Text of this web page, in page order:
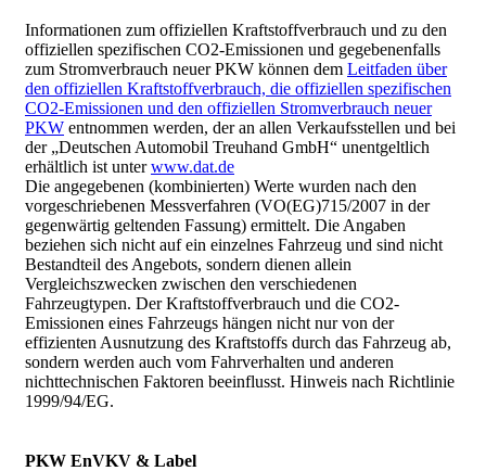
Informationen zum offiziellen Kraftstoffverbrauch und zu den
offiziellen spezifischen CO2-Emissionen und gegebenenfalls
zum Stromverbrauch neuer PKW können dem Leitfaden über
den offiziellen Kraftstoffverbrauch, die offiziellen spezifischen
CO2-Emissionen und den offiziellen Stromverbrauch neuer
PKW entnommen werden, der an allen Verkaufsstellen und bei
der „Deutschen Automobil Treuhand GmbH“ unentgeltlich
erhältlich ist unterwww.dat.de
Die angegebenen (kombinierten) Werte wurden nach den
vorgeschriebenen Messverfahren (VO(EG)715/2007 in der
gegenwärtig geltenden Fassung) ermittelt. Die Angaben
beziehen sich nicht auf ein einzelnes Fahrzeug und sind nicht
Bestandteil des Angebots, sondern dienen allein
Vergleichszwecken zwischen den verschiedenen
Fahrzeugtypen. Der Kraftstoffverbrauch und die CO2-
Emissionen eines Fahrzeugs hängen nicht nur von der
effizienten Ausnutzung des Kraftstoffs durch das Fahrzeug ab,
sondern werden auch vom Fahrverhalten und anderen
nichttechnischen Faktoren beeinflusst. Hinweis nach Richtlinie
1999/94/EG.
PKW EnVKV & Label